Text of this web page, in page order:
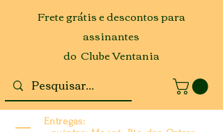
Frete grátis e descontos para
assinantes
do Clube Ventania
Entregas: